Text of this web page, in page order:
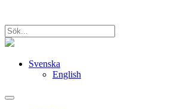
Svenska
English